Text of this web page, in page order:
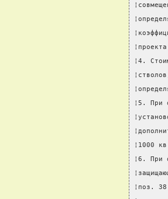
¦4.
¦5. При
¦1000
¦6. При
¦поз.